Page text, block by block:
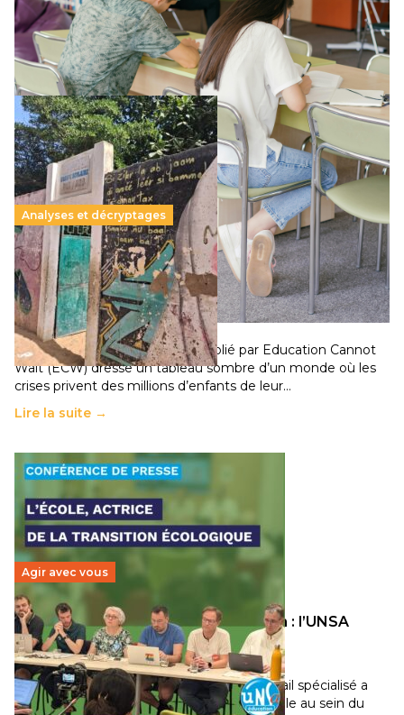
supérieur privé met en lumière l’amplification d’un système
qui relègue l’acte pédagogique au superfétatoire, voire à…
Lire la suite →
Analyses et décryptages
258 millions d’enfants victimes de la guerre, des
chocs climatiques et des déplacements de
population
11 juillet 2026-National
Un nouveau rapport mondial publié par Education Cannot
Wait (ECW) dresse un tableau sombre d’un monde où les
crises privent des millions d’enfants de leur…
Lire la suite →
Agir avec vous
Transition écologique de l’éducation : l’UNSA
Éducation fait bouger les lignes
30 juin 2026-National
Pendant plusieurs mois, un groupe de travail spécialisé a
travaillé sur la transition écologique de l’Ecole au sein du